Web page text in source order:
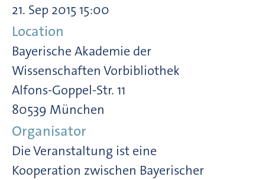
21. Sep 2015 15:00
Location
Bayerische Akademie der
Wissenschaften Vorbibliothek
Alfons-Goppel-Str. 11
80539 München
Organisator
Die Veranstaltung ist eine
Kooperation zwischen Bayerischer